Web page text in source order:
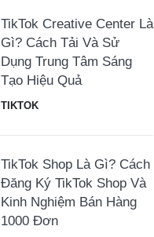
TikTok Creative Center Là
Gì? Cách Tải Và Sử
Dụng Trung Tâm Sáng
Tạo Hiệu Quả
TIKTOK
TikTok Shop Là Gì? Cách
Đăng Ký TikTok Shop Và
Kinh Nghiệm Bán Hàng
1000 Đơn